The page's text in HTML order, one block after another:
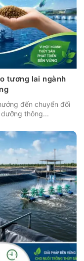
tương lai ngành
đến chuyển đổi
thông...